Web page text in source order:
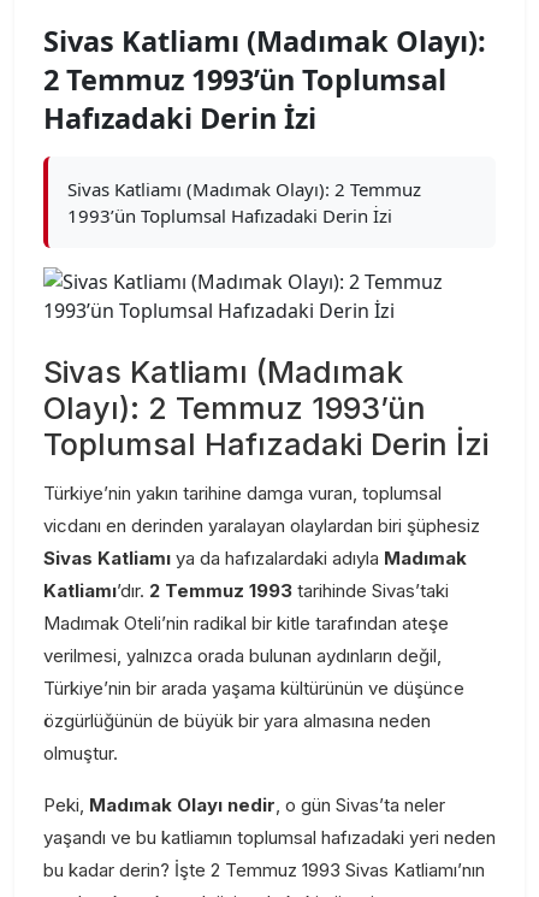
Sivas Katliamı (Madımak Olayı):
2 Temmuz 1993’ün Toplumsal
Hafızadaki Derin İzi
Sivas Katliamı (Madımak Olayı): 2 Temmuz
1993’ün Toplumsal Hafızadaki Derin İzi
Sivas Katliamı (Madımak
Olayı): 2 Temmuz 1993’ün
Toplumsal Hafızadaki Derin İzi
Türkiye’nin yakın tarihine damga vuran, toplumsal
vicdanı en derinden yaralayan olaylardan biri şüphesiz
Sivas Katliamı ya da hafızalardaki adıyla Madımak
Katliamı’dır. 2 Temmuz 1993 tarihinde Sivas’taki
Madımak Oteli’nin radikal bir kitle tarafından ateşe
verilmesi, yalnızca orada bulunan aydınların değil,
Türkiye’nin bir arada yaşama kültürünün ve düşünce
özgürlüğünün de büyük bir yara almasına neden
olmuştur.
Peki, Madımak Olayı nedir , o gün Sivas’ta neler
yaşandı ve bu katliamın toplumsal hafızadaki yeri neden
bu kadar derin? İşte 2 Temmuz 1993 Sivas Katliamı’nın